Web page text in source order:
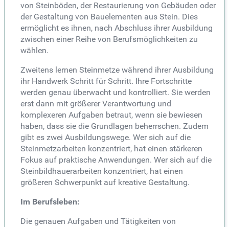
von Steinböden, der Restaurierung von Gebäuden oder
der Gestaltung von Bauelementen aus Stein. Dies
ermöglicht es ihnen, nach Abschluss ihrer Ausbildung
zwischen einer Reihe von Berufsmöglichkeiten zu
wählen.
Zweitens lernen Steinmetze während ihrer Ausbildung
ihr Handwerk Schritt für Schritt. Ihre Fortschritte
werden genau überwacht und kontrolliert. Sie werden
erst dann mit größerer Verantwortung und
komplexeren Aufgaben betraut, wenn sie bewiesen
haben, dass sie die Grundlagen beherrschen. Zudem
gibt es zwei Ausbildungswege. Wer sich auf die
Steinmetzarbeiten konzentriert, hat einen stärkeren
Fokus auf praktische Anwendungen. Wer sich auf die
Steinbildhauerarbeiten konzentriert, hat einen
größeren Schwerpunkt auf kreative Gestaltung.
Im Berufsleben:
Die genauen Aufgaben und Tätigkeiten von